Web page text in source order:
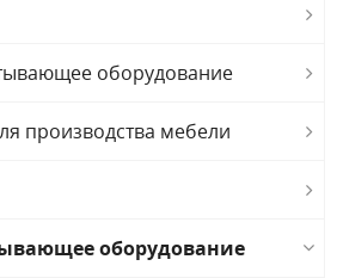
оборудование
производства мебели
оборудование